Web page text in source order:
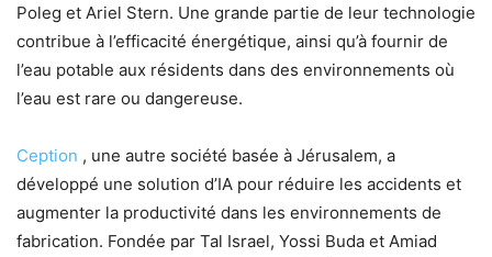
Poleg et Ariel Stern. Une grande partie de leur technologie
contribue à l’efficacité énergétique, ainsi qu’à fournir de
l’eau potable aux résidents dans des environnements où
l’eau est rare ou dangereuse.
Ception , une autre société basée à Jérusalem, a
développé une solution d’IA pour réduire les accidents et
augmenter la productivité dans les environnements de
fabrication. Fondée par Tal Israel, Yossi Buda et Amiad